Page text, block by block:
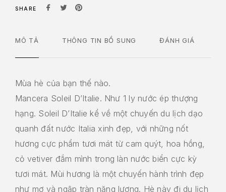
SHARE
MÔ TẢ THÔNG TIN BỔ SUNG ĐÁNH GIÁ
Mùa hè của bạn thế nào.
Mancera Soleil D’Italie. Như 1 ly nước ép thượng
hạng. Soleil D’Italie kể về một chuyến du lịch dạo
quanh đất nước Italia xinh đẹp, với những nốt
hương cực phẩm tươi mát từ cam quýt , hoa hồng,
cỏ vetiver đắm mình trong làn nước biển cực kỳ
tươi mát. Mùi hương là một chuyến hành trình đẹp
như mơ và ngập tràn năng lượng. Hè này đi du lịch